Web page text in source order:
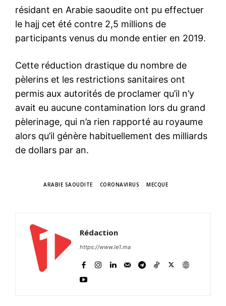
résidant en Arabie saoudite ont pu effectuer
le hajj cet été contre 2,5 millions de
participants venus du monde entier en 2019.
Cette réduction drastique du nombre de
pèlerins et les restrictions sanitaires ont
permis aux autorités de proclamer qu’il n’y
avait eu aucune contamination lors du grand
pèlerinage, qui n’a rien rapporté au royaume
alors qu’il génère habituellement des milliards
de dollars par an.
ARABIE SAOUDITE CORONAVIRUS MECQUE
Rédaction
https://www.le1.ma